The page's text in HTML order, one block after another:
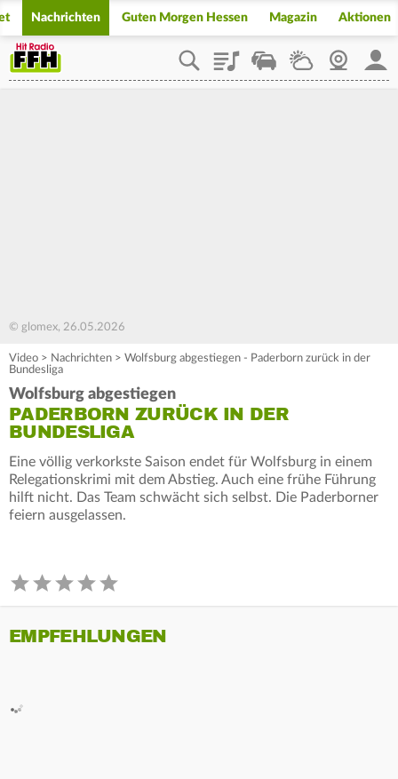
Nachrichten Guten Morgen Hessen Magazin Aktionen
PlaylistStaupilotWetterWebcam
© glomex, 26.05.2026
Video > Nachrichten > Wolfsburg abgestiegen - Paderborn zurück in der
Bundesliga
Wolfsburg abgestiegen
PADERBORN ZURÜCK IN DER
BUNDESLIGA
Eine völlig verkorkste Saison endet für Wolfsburg in einem
Relegationskrimi mit dem Abstieg. Auch eine frühe Führung
hilft nicht. Das Team schwächt sich selbst. Die Paderborner
feiern ausgelassen.
EMPFEHLUNGEN